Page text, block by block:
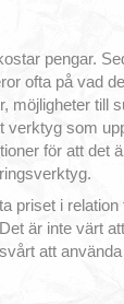
pengar.
ofta på vad
möjligheter till
verktyg som
för att det
priset i
är inte värt
att